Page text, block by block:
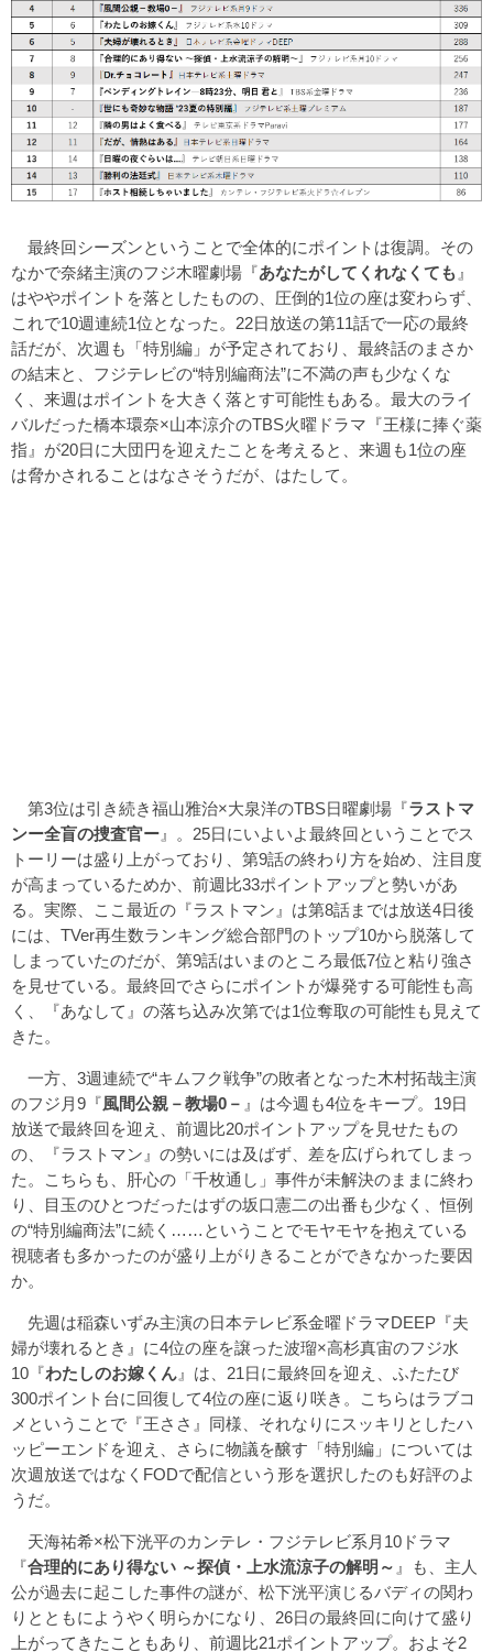
最終回シーズンということで全体的にポイントは復調。その
なかで奈緒主演のフジ木曜劇場『あなたがしてくれなくても 』
はややポイントを落としたものの、圧倒的1位の座は変わらず、
これで10週連続1位となった。22日放送の第11話で一応の最終
話だが、次週も「特別編」が予定されており、最終話のまさか
の結末と、フジテレビの“特別編商法”に不満の声も少なくな
く、来週はポイントを大きく落とす可能性もある。最大のライ
バルだった橋本環奈×山本涼介のTBS火曜ドラマ『王様に捧ぐ薬
指』が20日に大団円を迎えたことを考えると、来週も1位の座
は脅かされることはなさそうだが、はたして。
第3位は引き続き福山雅治×大泉洋のTBS日曜劇場『ラストマ
ンー全盲の捜査官ー 』。25日にいよいよ最終回ということでス
トーリーは盛り上がっており、第9話の終わり方を始め、注目度
が高まっているためか、前週比33ポイントアップと勢いがあ
る。実際、ここ最近の『ラストマン』は第8話までは放送4日後
には、TVer再生数ランキング総合部門のトップ10から脱落して
しまっていたのだが、第9話はいまのところ最低7位と粘り強さ
を見せている。最終回でさらにポイントが爆発する可能性も高
く、『あなして』の落ち込み次第では1位奪取の可能性も見えて
きた。
一方、3週連続で“キムフク戦争”の敗者となった木村拓哉主演
のフジ月9『風間公親－教場0－ 』は今週も4位をキープ。19日
放送で最終回を迎え、前週比20ポイントアップを見せたもの
の、『ラストマン』の勢いには及ばず、差を広げられてしまっ
た。こちらも、肝心の「千枚通し」事件が未解決のままに終わ
り、目玉のひとつだったはずの坂口憲二の出番も少なく、恒例
の“特別編商法”に続く……ということでモヤモヤを抱えている
視聴者も多かったのが盛り上がりきることができなかった要因
か。
先週は稲森いずみ主演の日本テレビ系金曜ドラマDEEP『夫
婦が壊れるとき』に4位の座を譲った波瑠×高杉真宙のフジ水
10『わたしのお嫁くん 』は、21日に最終回を迎え、ふたたび
300ポイント台に回復して4位の座に返り咲き。こちらはラブコ
メということで『王ささ』同様、それなりにスッキリとしたハ
ッピーエンドを迎え、さらに物議を醸す「特別編」については
次週放送ではなくFODで配信という形を選択したのも好評のよ
うだ。
天海祐希×松下洸平のカンテレ・フジテレビ系月10ドラマ
『合理的にあり得ない ～探偵・上水流涼子の解明～ 』も、主人
公が過去に起こした事件の謎が、松下洸平演じるバディの関わ
りとともにようやく明らかになり、26日の最終回に向けて盛り
上がってきたこともあり、前週比21ポイントアップ。およそ2